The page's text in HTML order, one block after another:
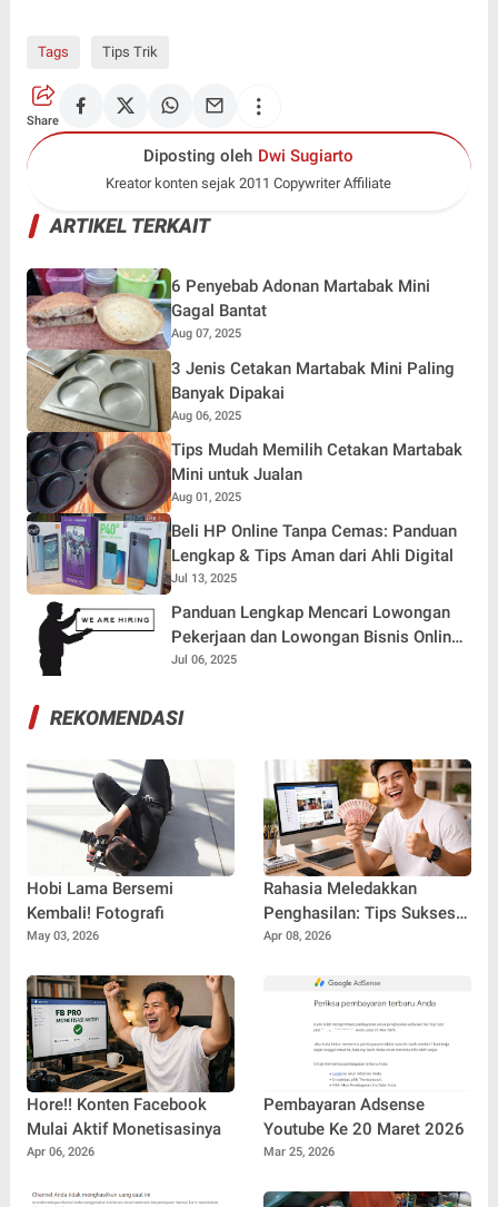
Tags Tips Trik
Share
Diposting oleh Dwi Sugiarto
Kreator konten sejak 2011 Copywriter Affiliate
ARTIKEL TERKAIT
6 Penyebab Adonan Martabak Mini
Gagal Bantat
Aug 07, 2025
3 Jenis Cetakan Martabak Mini Paling
Banyak Dipakai
Aug 06, 2025
Tips Mudah Memilih Cetakan Martabak
Mini untuk Jualan
Aug 01, 2025
Beli HP Online Tanpa Cemas: Panduan
Lengkap & Tips Aman dari Ahli Digital
Jul 13, 2025
Panduan Lengkap Mencari Lowongan
Pekerjaan dan Lowongan Bisnis Online
yang Tepat di Era Digital
Jul 06, 2025
REKOMENDASI
Hobi Lama Bersemi
Kembali! Fotografi
May 03, 2026
Rahasia Meledakkan
Penghasilan: Tips Sukses
FB Pro untuk Pemula
Apr 08, 2026
Hore!! Konten Facebook
Mulai Aktif Monetisasinya
Apr 06, 2026
Pembayaran Adsense
Youtube Ke 20 Maret 2026
Mar 25, 2026